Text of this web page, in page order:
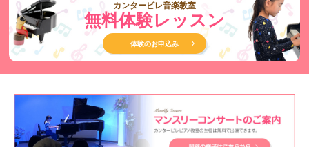
カンタービレ音楽教室
無料体験レッスン
体験のお申込み